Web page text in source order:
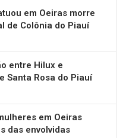
em Oeiras morre
de Colônia do Piauí
entre Hilux e
Santa Rosa do Piauí
em Oeiras
das envolvidas